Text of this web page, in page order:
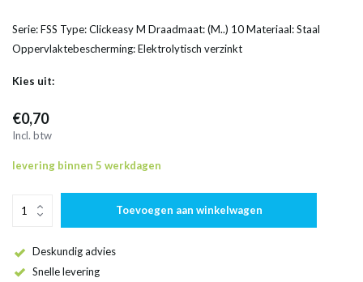
Serie: FSS Type: Clickeasy M Draadmaat: (M..) 10 Materiaal: Staal
Oppervlaktebescherming: Elektrolytisch verzinkt
Kies uit:
€0,70
Incl. btw
levering binnen 5 werkdagen
Toevoegen aan winkelwagen
Deskundig advies
Snelle levering